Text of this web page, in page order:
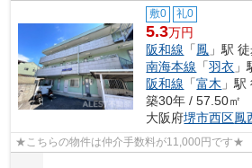
敷0 礼0
5.3万円
阪和線 「鳳 」駅
南海本線 「羽衣
阪和線 「富木 」
築30年 / 57.50㎡
大阪府堺市西区鳳
★こちらの物件は仲介手数料が11,000円です★